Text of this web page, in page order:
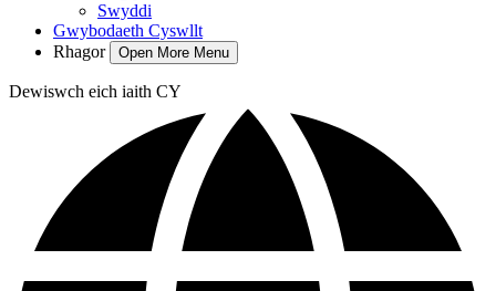
Swyddi
Gwybodaeth Cyswllt
Rhagor
Open More Menu
Dewiswch eich iaith CY